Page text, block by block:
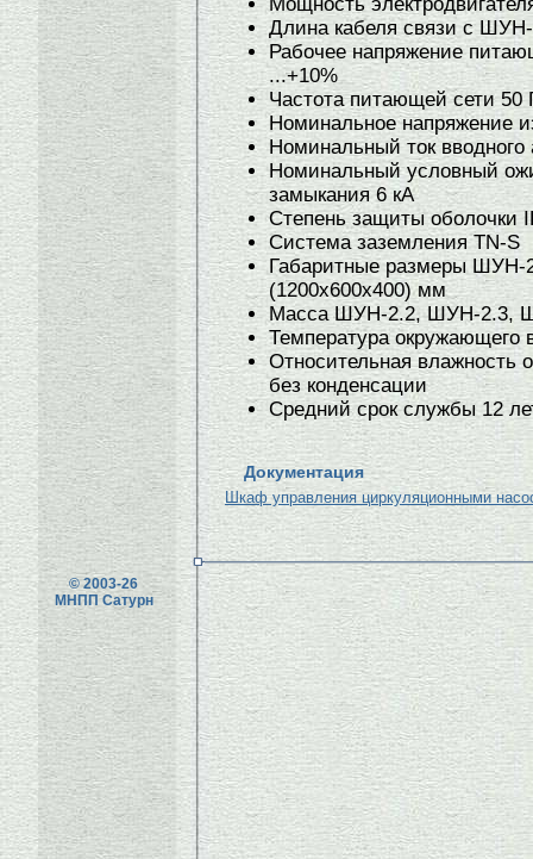
Длина кабеля связи с
Рабочее напряжение
...+10%
Частота питающей сети 50
Номинальное напряжение
Номинальный ток
Номинальный условный
замыкания 6 кА
Степень защиты оболочки
Система заземления TN-S
Габаритные размеры
(1200х600х400) мм
Масса ШУН-2.2, ШУН-2.3,
Температура окружающего
Относительная влажность
без конденсации
Средний срок службы 12
Документация
Шкаф управления циркуляционными
© 2003-26
МНПП Сатурн